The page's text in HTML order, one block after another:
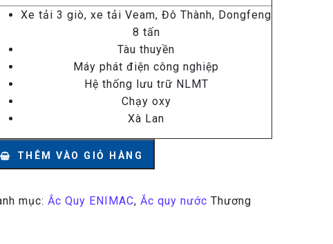
Xe tải 3 giò, xe tải Veam, Đô Thành, Dongfeng
8 tấn
Tàu thuyền
Máy phát điện công nghiệp
Hệ thống lưu trữ NLMT
Chạy oxy
Xà Lan
12V - 120AH số lượng
THÊM VÀO GIỎ HÀNG
mục:Ắc Quy ENIMAC,Ắc quy nước Thương